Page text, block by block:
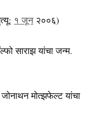
१ जून२००६)
साराझ यांचा जन्म.
मोत्झफेल्ट यांचा